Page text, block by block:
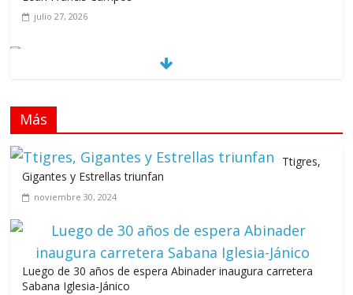
julio 27, 2026
Llevar los Juegos XXV Juegos Centroamericanos
y del Caribe a las plazas y parques del país
junio 15, 2026
Maimón y Estero Hondo
junio 14, 2026
Más
Ttigres,
Gigantes y Estrellas triunfan
noviembre 30, 2024
Luego de 30 años de espera Abinader inaugura carretera
Sabana Iglesia-Jánico